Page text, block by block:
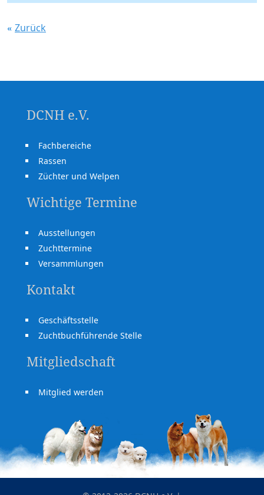
Zurück
DCNH e.V.
Fachbereiche
Rassen
Züchter und Welpen
Wichtige Termine
Ausstellungen
Zuchttermine
Versammlungen
Kontakt
Geschäftsstelle
Zuchtbuchführende Stelle
Mitgliedschaft
Mitglied werden